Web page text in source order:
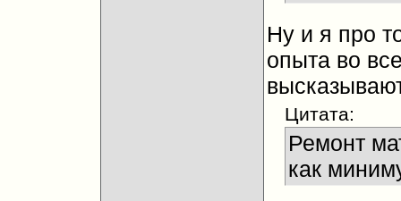
Ну и я про
опыта во
Цитата:
Ремонт
как